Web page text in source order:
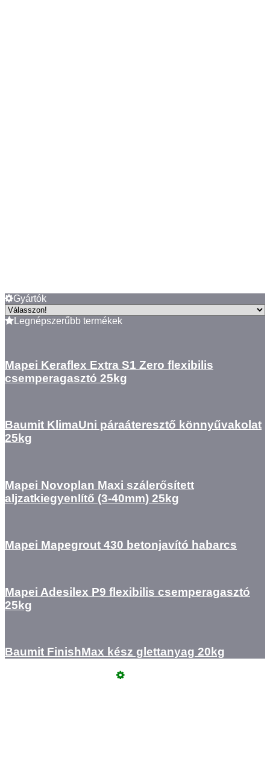
Gyártók
Legnépszerűbb termékek
Mapei Keraflex Extra S1 Zero flexibilis
csemperagasztó 25kg
Baumit KlimaUni páraáteresztő könnyűvakolat
25kg
Mapei Novoplan Maxi szálerősített
aljzatkiegyenlítő (3-40mm) 25kg
Mapei Mapegrout 430 betonjavító habarcs
Mapei Adesilex P9 flexibilis csemperagasztó
25kg
Baumit FinishMax kész glettanyag 20kg